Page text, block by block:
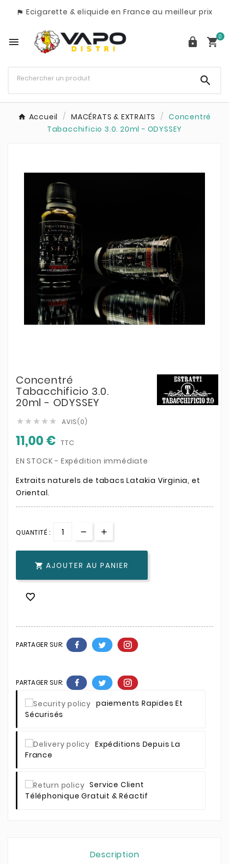
 Ecigarette & eliquide en France au meilleur prix
  0

Accueil MACÉRATS & EXTRAITS
Concentré
Tabacchificio 3.0. 20ml - ODYSSEY
Concentré
Tabacchificio 3.0.
20ml - ODYSSEY
     AVIS(0)
11,00 € TTC
EN STOCK - Expédition immédiate
Extraits naturels de tabacs Latakia Virginia, et
Oriental.
QUANTITÉ :
 AJOUTER AU PANIER

PARTAGER SUR:
PARTAGER SUR:
Paiements Rapides Et
Sécurisés
Expéditions Depuis La
France
Service Client
Téléphonique Gratuit & Réactif
Description